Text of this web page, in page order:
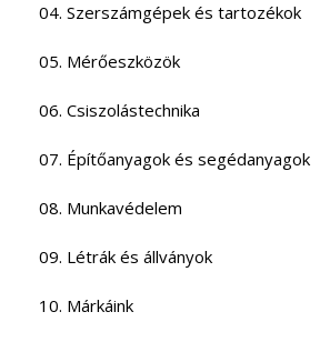
04. Szerszámgépek és tartozékok
05. Mérőeszközök
06. Csiszolástechnika
07. Építőanyagok és segédanyagok
08. Munkavédelem
09. Létrák és állványok
10. Márkáink